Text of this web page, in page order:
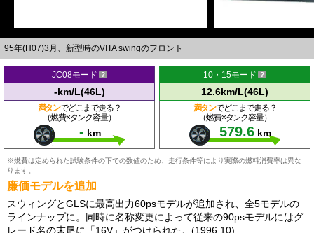
95年(H07)3月、新型時のVITA swingのフロント
JC08モード
-km/L(46L)
満タンでどこまで走る？
（燃費×タンク容量）
- km
10・15モード
12.6km/L(46L)
満タンでどこまで走る？
（燃費×タンク容量）
579.6 km
※燃費は定められた試験条件の下での数値のため、走行条件等により実際の燃料消費率は異な
ります。
廉価モデルを追加
スウィングとGLSに最高出力60psモデルが追加され、全5モデルの
ラインナップに。同時に名称変更によって従来の90psモデルにはグ
レード名の末尾に「16V」がつけられた。(1996.10)